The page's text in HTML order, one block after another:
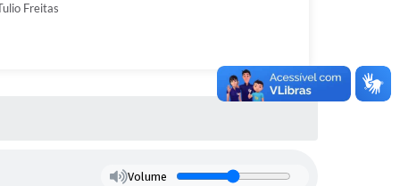
Freitas
Volume